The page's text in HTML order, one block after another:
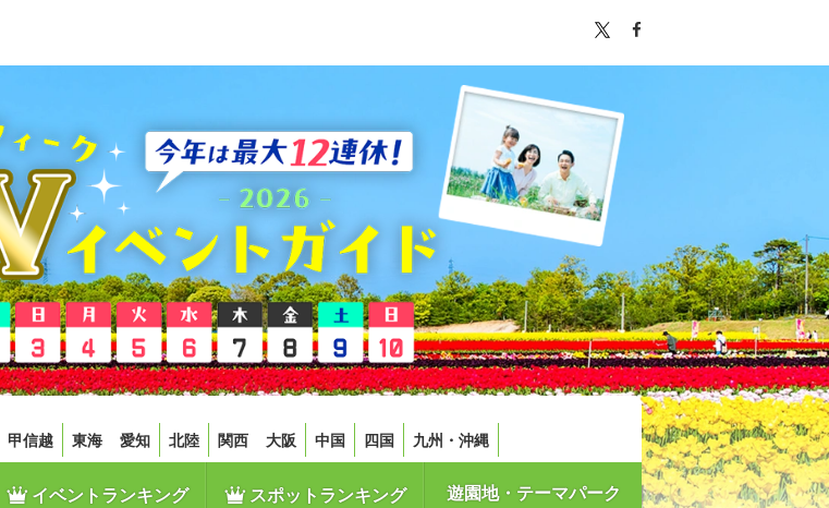
甲信越 東海 愛知 北陸 関西 大阪 中国 四国 九州・沖縄
イベントランキング スポットランキング 遊園地・テーマパーク